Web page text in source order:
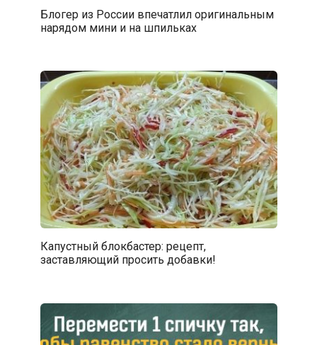
Блогер из России впечатлил оригинальным
нарядом мини и на шпильках
Капустный блокбастер: рецепт,
заставляющий просить добавки!